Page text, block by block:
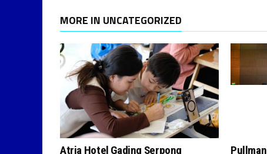
MORE IN UNCATEGORIZED
Atria Hotel Gading Serpong